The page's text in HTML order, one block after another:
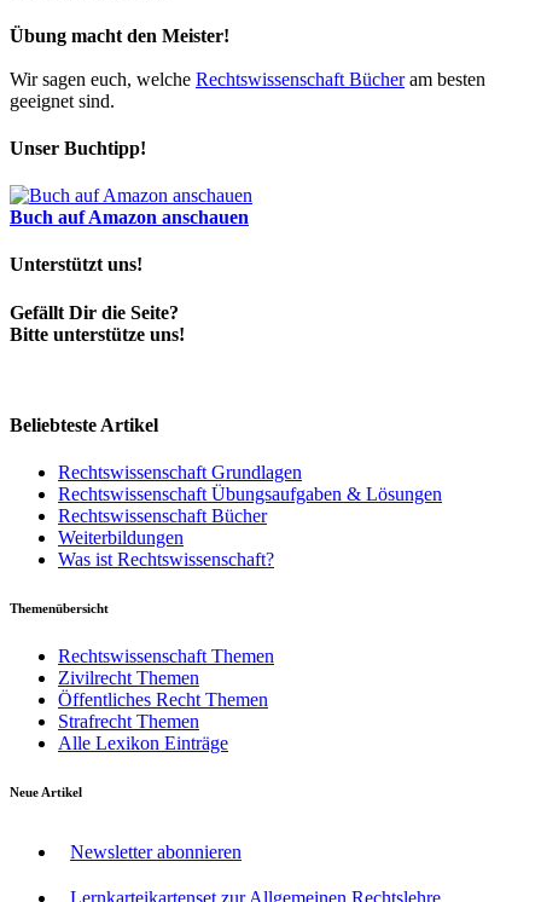
Übung macht den Meister!
Wir sagen euch, welche Rechtswissenschaft Bücheram besten
geeignet sind.
Unser Buchtipp!
Buch auf Amazon anschauen
Unterstützt uns!
Gefällt Dir die Seite?
Bitte unterstütze uns!
Beliebteste Artikel
Rechtswissenschaft Grundlagen
Rechtswissenschaft Übungsaufgaben & Lösungen
Rechtswissenschaft Bücher
Weiterbildungen
Was ist Rechtswissenschaft?
Themenübersicht
Rechtswissenschaft Themen
Zivilrecht Themen
Öffentliches Recht Themen
Strafrecht Themen
Alle Lexikon Einträge
Neue Artikel
Newsletter abonnieren